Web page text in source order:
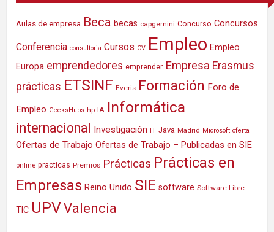
Aulas de empresa Beca becas capgemini Concurso Concursos
Conferencia consultoria Cursos CV Empleo Empleo
Europa emprendedores emprender Empresa Erasmus
prácticas ETSINF Everis Formación Foro de
Empleo GeeksHubs hp IA Informática
internacional Investigación IT Java Madrid Microsoft oferta
Ofertas de Trabajo Ofertas de Trabajo – Publicadas en SIE
online practicas Premios Prácticas Prácticas en
Empresas Reino Unido SIE software Software Libre
TIC UPVValencia